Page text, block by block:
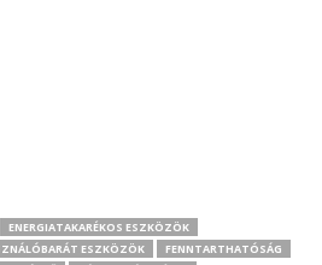
ENERGIATAKARÉKOS ESZKÖZÖK
ESZKÖZÖK
FENNTARTHATÓSÁG